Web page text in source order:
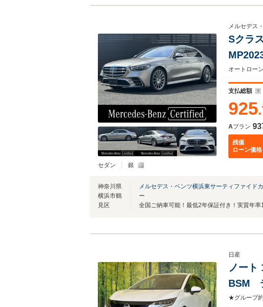
セダン 銀
メルセデス
Sクラ
ジ パ
シス
LED
支払総額
925
Aプラン
残価
ローン価格
神奈川県
横浜市鶴
見区
メルセデス・ベンツ横浜東サーティファイド
ー
日産
ノー
BSM
インチ